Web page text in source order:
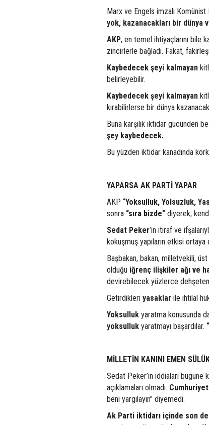
Marx ve Engels imzalı Komünist
yok, kazanacakları bir dünya
AKP, en temel ihtiyaçlarını bile
zincirlerle bağladı. Fakat,
Kaybedecek şeyi kalmayan
belirleyebilir.
Kaybedecek şeyi kalmayan
kırabilirlerse bir dünya
Buna karşılık iktidar gücünden
şey kaybedecek.
Bu yüzden iktidar kanadında
YAPARSA AK PARTİ YAPAR
AKP “Yoksulluk, Yolsuzluk,
sonra “sıra bizde” diyerek,
Sedat Peker’in itiraf ve
kokuşmuş yapıların etkisi ortaya
Başbakan, bakan, milletvekili,
olduğu iğrenç ilişkiler ağı ve
devirebilecek yüzlerce
Getirdikleri yasaklar ile ihtilal
Yoksulluk yaratma konusunda
yoksulluk yaratmayı başardılar.
MİLLETİN KANINI EMEN
Sedat Peker’in iddiaları bugüne
açıklamaları olmadı. Cumhuriyet
beni yargılayın” diyemedi.
Ak Parti iktidarı içinde son